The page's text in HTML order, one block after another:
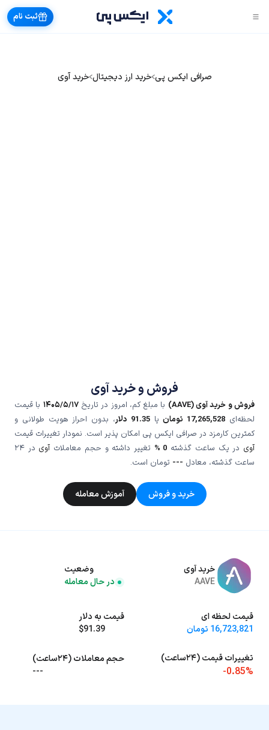
ثبت نام
صرافی ایکس پی خرید ارز دیجیتال خرید آوی
فروش و خرید آوی
فروش و خرید آوی (AAVE) با مبلغ کم، امروز در تاریخ۱۴۰۵/۵/۱۷ با قیمت
لحظه‌ای 17,265,528 تومانیا91.35 دلار، بدون احراز هویت طولانی و
کمترین کارمزد در صرافی ایکس پی امکان پذیر است. نمودار تغییرات قیمت
آوی در یک ساعت گذشته 0 % تغییر داشته و حجم معاملات آوی
در ۲۴
ساعت گذشته، معادل --- تومان است.
خرید و فروش آموزش معامله
خرید آوی
AAVE
وضعیت
در حال معامله
قیمت لحظه ای
16,723,821 تومان
قیمت به دلار
$91.39
تغییرات قیمت (۲۴ساعت)
-0.85%
حجم معاملات (۲۴ساعت)
---